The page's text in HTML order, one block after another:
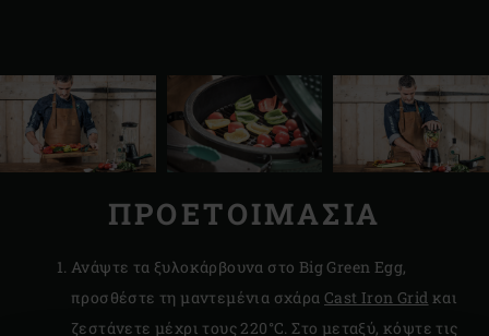
ΠΡΟΕΤΟΙΜΑΣΙΑ
Ανάψτε τα ξυλοκάρβουνα στο Big Green Egg,
προσθέστε τη μαντεμένια σχάρα Cast Iron Grid και
ζεστάνετε μέχρι τους 220°C. Στο μεταξύ, κόψτε τις